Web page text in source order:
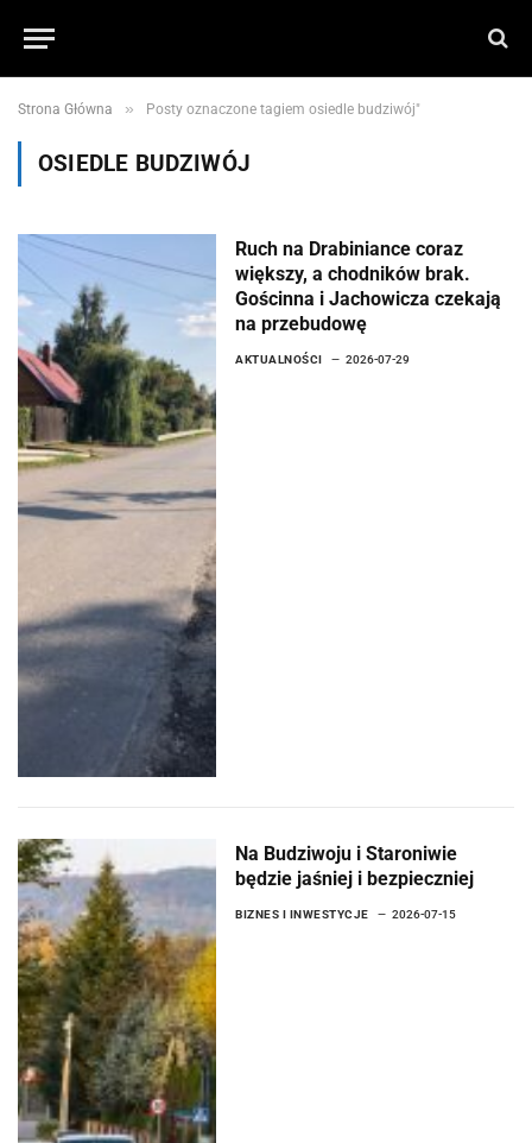
Strona Główna » Posty oznaczone tagiem osiedle budziwój"
OSIEDLE BUDZIWÓJ
Ruch na Drabiniance coraz
większy, a chodników brak.
Gościnna i Jachowicza czekają
na przebudowę
AKTUALNOŚCI 2026-07-29
Na Budziwoju i Staroniwie
będzie jaśniej i bezpieczniej
BIZNES I INWESTYCJE 2026-07-15